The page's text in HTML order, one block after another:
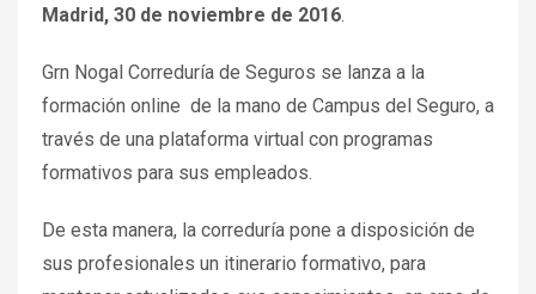
Madrid, 30 de noviembre de 2016.
Grn Nogal Correduría de Seguros se lanza a la
formación online de la mano de Campus del Seguro, a
través de una plataforma virtual con programas
formativos para sus empleados.
De esta manera, la correduría pone a disposición de
sus profesionales un itinerario formativo, para